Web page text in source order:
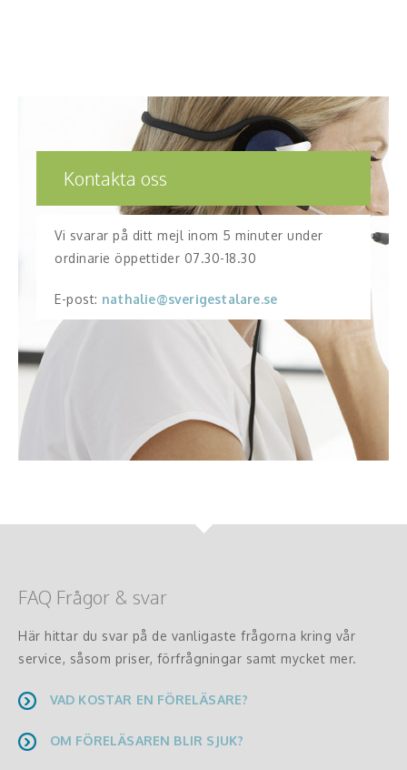
Kontakta oss
Vi svarar på ditt mejl inom 5 minuter under
ordinarie öppettider 07.30-18.30
E-post: nathalie@sverigestalare.se
FAQ Frågor & svar
Här hittar du svar på de vanligaste frågorna kring vår
service, såsom priser, förfrågningar samt mycket mer.
VAD KOSTAR EN FÖRELÄSARE?
OM FÖRELÄSAREN BLIR SJUK?